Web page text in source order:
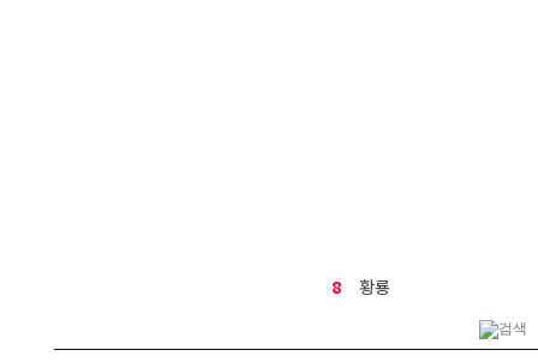
8
황룡
10 꽃다발